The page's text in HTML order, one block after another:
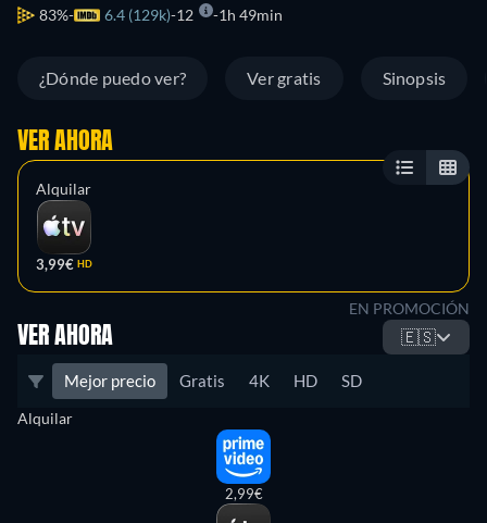
83% 6.4 (129k) 12 1h 49min
¿Dónde puedo ver? Ver gratis Sinopsis
VER AHORA
Alquilar
3,99€ HD
EN PROMOCIÓN
VER AHORA 🇪🇸
Mejor precio Gratis 4K HD SD
Alquilar
2,99€